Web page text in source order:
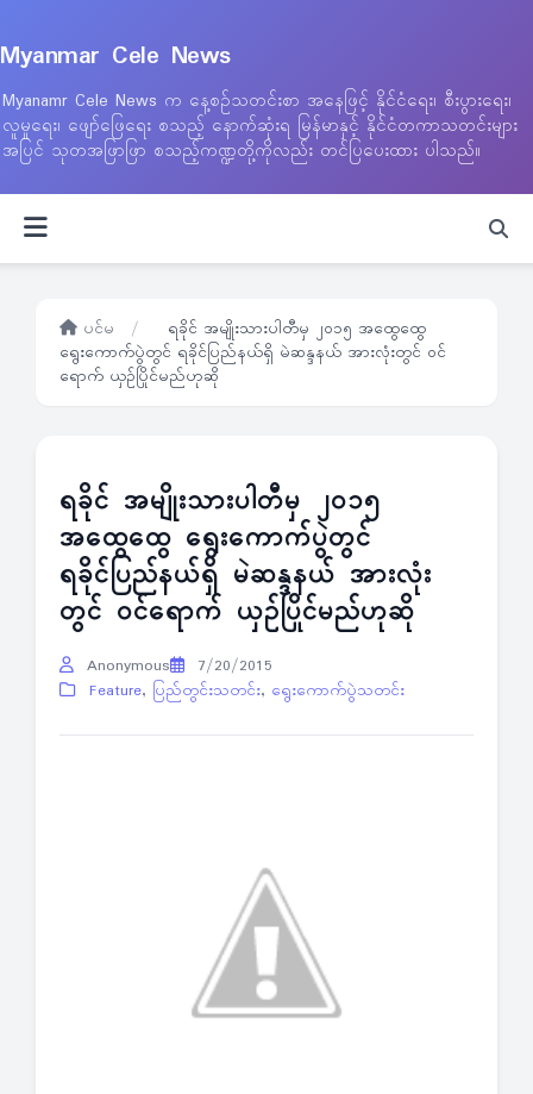
Myanmar Cele News
Myanamr Cele News က နေ့စဉ်သတင်းစာ အနေဖြင့် နိုင်ငံရေး၊ စီးပွားရေး၊
လူမှုရေး၊ ဖျော်ဖြေရေး စသည့် နောက်ဆုံးရ မြန်မာနှင့် နိုင်ငံတကာသတင်းများ
အပြင် သုတအဖြာဖြာ စသည့်ကဏ္ဍတို့ကိုလည်း တင်ပြပေးထား ပါသည်။
ပင်မ /
ရခိုင် အမျိုးသားပါတီမှ ၂၀၁၅ အထွေထွေ
ရွေးကောက်ပွဲတွင် ရခိုင်ပြည်နယ်ရှိ မဲဆန္ဒနယ် အားလုံးတွင် ဝင်
ရောက် ယှဉ်ပြိုင်မည်ဟုဆို
ရခိုင် အမျိုးသားပါတီမှ ၂၀၁၅
အထွေထွေ ရွေးကောက်ပွဲတွင်
ရခိုင်ပြည်နယ်ရှိ မဲဆန္ဒနယ် အားလုံး
တွင် ဝင်ရောက် ယှဉ်ပြိုင်မည်ဟုဆို
Anonymous
7/20/2015
Feature, ပြည်တွင်းသတင်း, ရွေးကောက်ပွဲသတင်း